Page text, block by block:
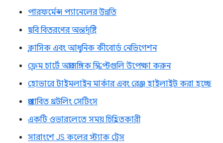
পারফর্মেন্স প্যানেলের উন্নতি
ছবি বিতরণের অন্তর্দৃষ্টি
ক্লাসিক এবং আধুনিক কীবোর্ড নেভিগেশন
ফ্লেম চার্টে অপ্রাসঙ্গিক স্ক্রিপ্টগুলি উপেক্ষা করুন
হোভারে টাইমলাইন মার্কার এবং রেঞ্জ হাইলাইট করা হচ্ছে
প্রস্তাবিত থ্রটলিং সেটিংস
একটি ওভারলেতে সময় চিহ্নিতকারী
সারাংশে JS কলের স্ট্যাক ট্রেস